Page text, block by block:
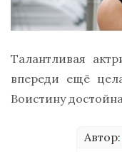
Талантливая
впереди ещё
Воистину
Автор: